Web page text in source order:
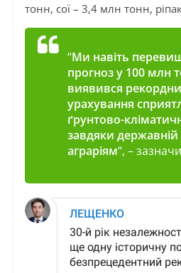
тонн, сої – 3,4 млн тонн,
“Ми навіть
прогноз у 100 млн
виявився
урахування
ґрунтово-
завдяки
аграріям“, –